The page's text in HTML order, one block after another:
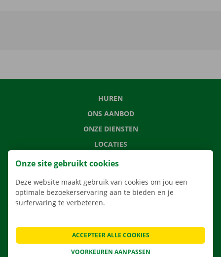
HUREN
ONS AANBOD
ONZE DIENSTEN
LOCATIES
APP
VEELGESTELDE VRAGEN
NIEUWS
Onze site gebruikt cookies
Deze website maakt gebruik van cookies om jou een
optimale bezoekerservaring aan te bieden en je
surfervaring te verbeteren.
VOORKEUREN AANPASSEN
ACCEPTEER ALLE COOKIES